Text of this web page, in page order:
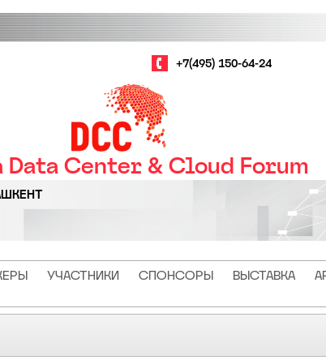
+7(495) 150-64-24
Data Center & Cloud Forum
УЧАСТНИКИ СПОНСОРЫ ВЫСТАВКА